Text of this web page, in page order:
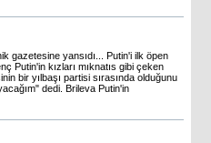
gazetesine yansıdı... Putin'i ilk öpen
Putin'in kızları mıknatıs gibi çeken
bir yılbaşı partisi sırasında olduğunu
dedi. Brileva Putin'in